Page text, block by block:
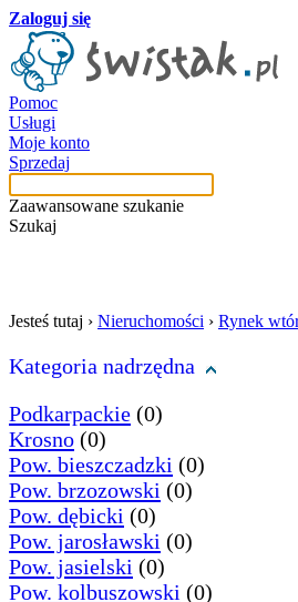
Zaloguj się
Pomoc
Usługi
Moje konto
Sprzedaj
Zaawansowane szukanie
Szukaj
Jesteś tutaj › Nieruchomości › Rynek
Kategoria nadrzędna
Podkarpackie (0)
Krosno (0)
Pow. bieszczadzki (0)
Pow. brzozowski (0)
Pow. dębicki (0)
Pow. jarosławski (0)
Pow. jasielski (0)
Pow. kolbuszowski (0)